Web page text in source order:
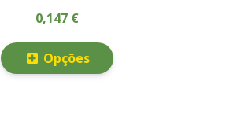
0,147 €
Opções